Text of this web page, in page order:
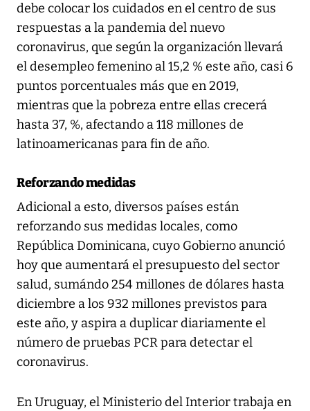
debe colocar los cuidados en el centro de sus
respuestas a la pandemia del nuevo
coronavirus, que según la organización llevará
el desempleo femenino al 15,2 % este año, casi 6
puntos porcentuales más que en 2019,
mientras que la pobreza entre ellas crecerá
hasta 37, %, afectando a 118 millones de
latinoamericanas para fin de año.
Reforzando medidas
Adicional a esto, diversos países están
reforzando sus medidas locales, como
República Dominicana, cuyo Gobierno anunció
hoy que aumentará el presupuesto del sector
salud, sumándo 254 millones de dólares hasta
diciembre a los 932 millones previstos para
este año, y aspira a duplicar diariamente el
número de pruebas PCR para detectar el
coronavirus.
En Uruguay, el Ministerio del Interior trabaja en